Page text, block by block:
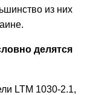
из них
делятся
LTM 1030-2.1,